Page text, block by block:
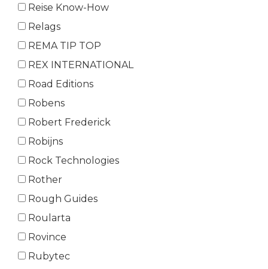
Reise Know-How
Relags
REMA TIP TOP
REX INTERNATIONAL
Road Editions
Robens
Robert Frederick
Robijns
Rock Technologies
Rother
Rough Guides
Roularta
Rovince
Rubytec